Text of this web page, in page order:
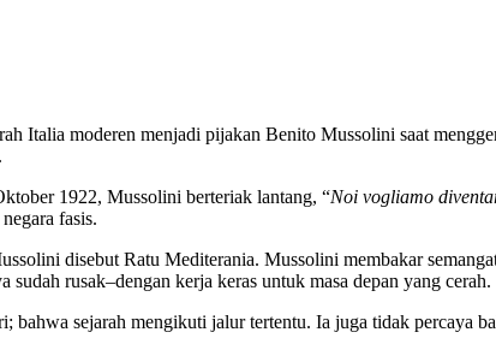
Italia moderen menjadi pijakan Benito Mussolini saat
1922, Mussolini berteriak lantang, “Noi vogliamo
fasis.
disebut Ratu Mediterania. Mussolini membakar
rusak–dengan kerja keras untuk masa depan yang cerah.
bahwa sejarah mengikuti jalur tertentu. Ia juga tidak percaya